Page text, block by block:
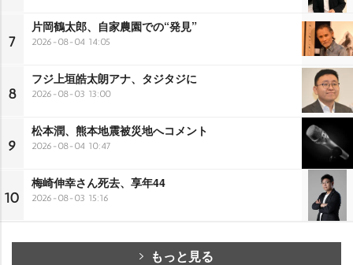
7
片岡鶴太郎、自家農園での“発見”
2026-08-04 14:05
8
フジ上垣皓太朗アナ、タジタジに
2026-08-03 13:00
9
松本潤、熊本地震被災地へコメント
2026-08-04 10:47
10
梅崎伸幸さん死去、享年44
2026-08-03 15:16
もっと見る